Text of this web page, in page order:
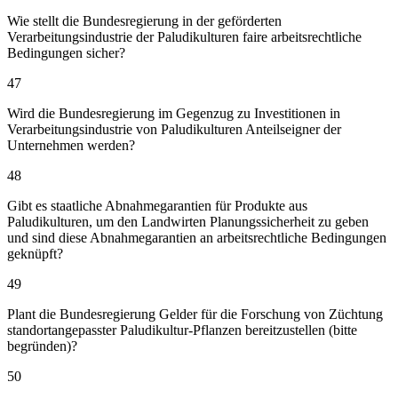
Wie stellt die Bundesregierung in der geförderten
Verarbeitungsindustrie der Paludikulturen faire arbeitsrechtliche
Bedingungen sicher?
47
Wird die Bundesregierung im Gegenzug zu Investitionen in
Verarbeitungsindustrie von Paludikulturen Anteilseigner der
Unternehmen werden?
48
Gibt es staatliche Abnahmegarantien für Produkte aus
Paludikulturen, um den Landwirten Planungssicherheit zu geben
und sind diese Abnahmegarantien an arbeitsrechtliche Bedingungen
geknüpft?
49
Plant die Bundesregierung Gelder für die Forschung von Züchtung
standortangepasster Paludikultur-Pflanzen bereitzustellen (bitte
begründen)?
50